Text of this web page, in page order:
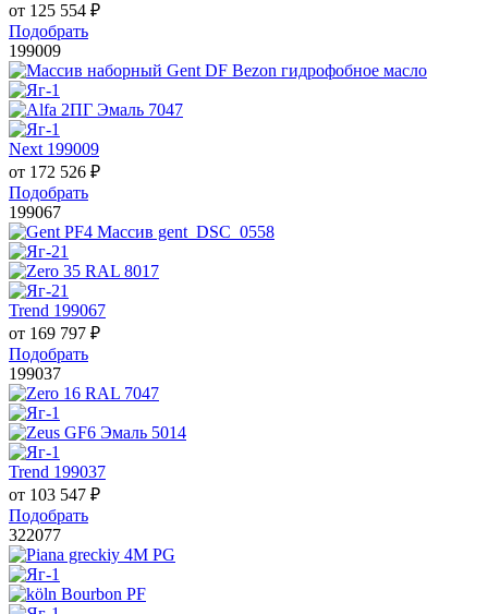
от 125 554 ₽
Подобрать
199009
Next 199009
от 172 526 ₽
Подобрать
199067
Trend 199067
от 169 797 ₽
Подобрать
199037
Trend 199037
от 103 547 ₽
Подобрать
322077